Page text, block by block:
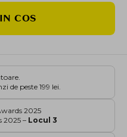
COS
de peste 199 lei.
2025
2025 – Locul 3